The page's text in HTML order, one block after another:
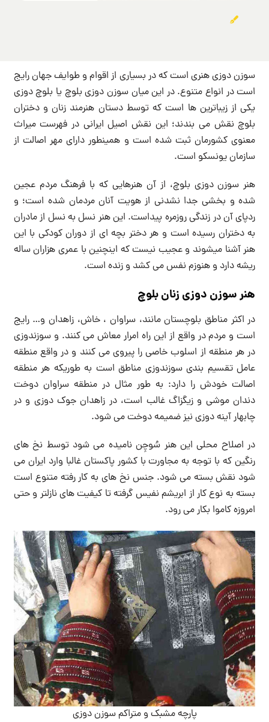
سوزن دوزی هنری است که در بسیاری از اقوام و طوایف جهان رایج
است در انواع متنوع. در این میان سوزن دوزی بلوچ یا بلوچ دوزی
یکی از زیباترین ها است که توسط دستان هنرمند زنان و دختران
بلوچ نقش می بندند؛ این نقش اصیل ایرانی در فهرست میراث
معنوی کشورمان ثبت شده است و همینطور دارای مهر اصالت از
سازمان یونسکو است.
هنر سوزن دوزی بلوچ، از آن هنرهایی که با فرهنگ مردم عجین
شده و بخشی جدا نشدنی از هویت آنان مردمان شده است؛ و
ردپای آن در زندگی روزمره پیداست. این هنر نسل به نسل از مادران
به دختران رسیده است و هر دختر بچه ای از دوران کودکی با این
هنر آشنا میشوند و عجیب نیست که اینچنین با عمری هزاران ساله
ریشه دارد و هنوزم نفس می کشد و زنده است.
هنر سوزن دوزی زنان بلوچ
در اکثر مناطق بلوچستان مانند، سراوان ، خاش، زاهدان و… رایج
است و مردم در واقع از این راه امرار معاش می کنند. و سوزندوزی
در هر منطقه از اسلوب خاصی را پیروی می کنند و در واقع منطقه
عامل تقسیم بندی سوزندوزی مناطق است به طوریکه هر منطقه
اصالت خودش را دارد: به طور مثال در منطقه سراوان دوخت
دندان موشی و زیگزاگ غالب است، در زاهدان جوک دوزی و در
چابهار آینه دوزی نیز ضمیمه دوخت می شود.
در اصلاح محلی این هنر سُوچِن نامیده می شود توسط نخ های
رنگین که با توجه به مجاورت با کشور پاکستان غالبا وارد ایران می
شود نقش بسته می شود. جنس نخ های به کار رفته متنوع است
بسته به نوع کار از ابریشم نفیس گرفته تا کیفیت های نازلتر و حتی
امروزه کاموا بکار می رود.
پارچه مشبک و متراکم سوزن دوزی